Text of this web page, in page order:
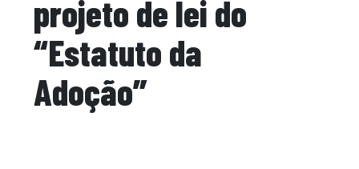
projeto de lei do
“Estatuto da
Adoção”